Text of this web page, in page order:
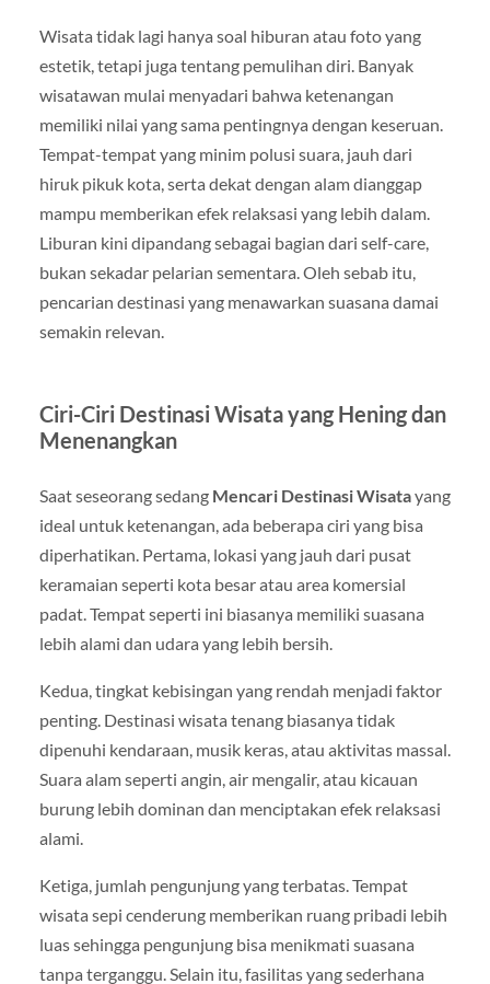
Wisata tidak lagi hanya soal hiburan atau foto yang
estetik, tetapi juga tentang pemulihan diri. Banyak
wisatawan mulai menyadari bahwa ketenangan
memiliki nilai yang sama pentingnya dengan keseruan.
Tempat-tempat yang minim polusi suara, jauh dari
hiruk pikuk kota, serta dekat dengan alam dianggap
mampu memberikan efek relaksasi yang lebih dalam.
Liburan kini dipandang sebagai bagian dari self-care,
bukan sekadar pelarian sementara. Oleh sebab itu,
pencarian destinasi yang menawarkan suasana damai
semakin relevan.
Ciri-Ciri Destinasi Wisata yang Hening dan
Menenangkan
Saat seseorang sedang Mencari Destinasi Wisatayang
ideal untuk ketenangan, ada beberapa ciri yang bisa
diperhatikan. Pertama, lokasi yang jauh dari pusat
keramaian seperti kota besar atau area komersial
padat. Tempat seperti ini biasanya memiliki suasana
lebih alami dan udara yang lebih bersih.
Kedua, tingkat kebisingan yang rendah menjadi faktor
penting. Destinasi wisata tenang biasanya tidak
dipenuhi kendaraan, musik keras, atau aktivitas massal.
Suara alam seperti angin, air mengalir, atau kicauan
burung lebih dominan dan menciptakan efek relaksasi
alami.
Ketiga, jumlah pengunjung yang terbatas. Tempat
wisata sepi cenderung memberikan ruang pribadi lebih
luas sehingga pengunjung bisa menikmati suasana
tanpa terganggu. Selain itu, fasilitas yang sederhana